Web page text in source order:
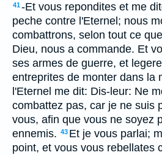
41-Et vous repondites et me
peche contre l'Eternel; nous
combattrons, selon tout ce
Dieu, nous a commande. Et
ses armes de guerre, et
entreprites de monter dans la
l'Eternel me dit: Dis-leur: Ne
combattez pas, car je ne suis
vous, afin que vous ne soyez
ennemis. 43 Et je vous parlai;
point, et vous vous rebellates